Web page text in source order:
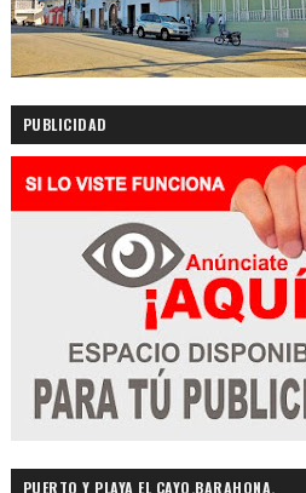
PUBLICIDAD
PUERTO Y PLAYA EL CAYO,BARAHONA.